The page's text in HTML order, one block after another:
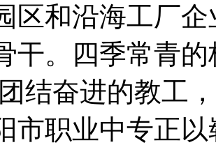
区和沿海工厂
干。四季常青
结奋进的教工
市职业中专正